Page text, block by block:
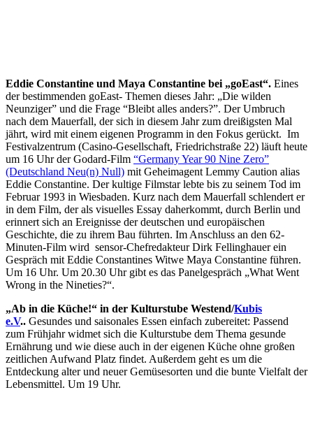
Eddie Constantine und Maya Constantine bei „goEast“. Eines
der bestimmenden goEast- Themen dieses Jahr: „Die wilden
Neunziger” und die Frage “Bleibt alles anders?”. Der Umbruch
nach dem Mauerfall, der sich in diesem Jahr zum dreißigsten Mal
jährt, wird mit einem eigenen Programm in den Fokus gerückt. Im
Festivalzentrum (Casino-Gesellschaft, Friedrichstraße 22) läuft heute
um 16 Uhr der Godard-Film “Germany Year 90 Nine Zero”
(Deutschland Neu(n) Null) mit Geheimagent Lemmy Caution alias
Eddie Constantine. Der kultige Filmstar lebte bis zu seinem Tod im
Februar 1993 in Wiesbaden. Kurz nach dem Mauerfall schlendert er
in dem Film, der als visuelles Essay daherkommt, durch Berlin und
erinnert sich an Ereignisse der deutschen und europäischen
Geschichte, die zu ihrem Bau führten. Im Anschluss an den 62-
Minuten-Film wird sensor-Chefredakteur Dirk Fellinghauer ein
Gespräch mit Eddie Constantines Witwe Maya Constantine führen.
Um 16 Uhr. Um 20.30 Uhr gibt es das Panelgespräch „What Went
Wrong in the Nineties?“.
„Ab in die Küche!“ in der Kulturstube Westend/Kubis
e.V.. Gesundes und saisonales Essen einfach zubereitet: Passend
zum Frühjahr widmet sich die Kulturstube dem Thema gesunde
Ernährung und wie diese auch in der eigenen Küche ohne großen
zeitlichen Aufwand Platz findet. Außerdem geht es um die
Entdeckung alter und neuer Gemüsesorten und die bunte Vielfalt der
Lebensmittel. Um 19 Uhr.